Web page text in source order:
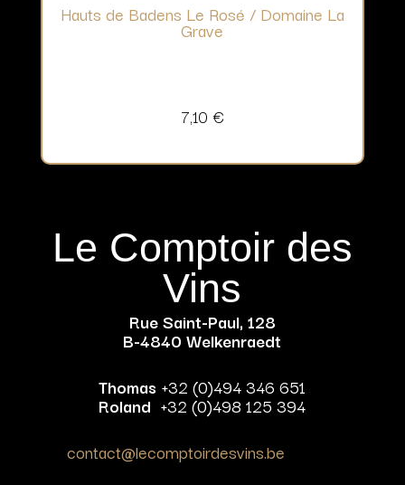
Hauts de Badens Le Rosé / Domaine La
Grave
7,10 €
Le Comptoir des
Vins
Rue Saint-Paul, 128
B-4840 Welkenraedt
Thomas +32 (0)494 346 651
Roland +32 (0)498 125 394
contact@lecomptoirdesvins.be